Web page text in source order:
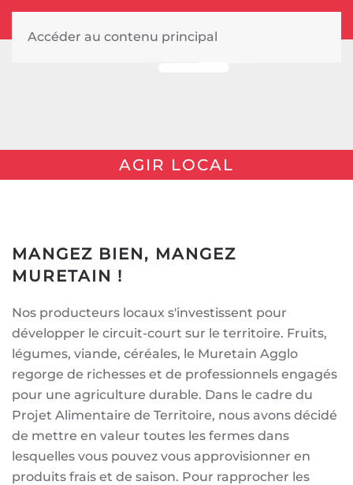
Accéder au contenu principal
AGIR LOCAL
MANGEZ BIEN, MANGEZ
MURETAIN !
Nos producteurs locaux s'investissent pour
développer le circuit-court sur le territoire. Fruits,
légumes, viande, céréales, le Muretain Agglo
regorge de richesses et de professionnels engagés
pour une agriculture durable. Dans le cadre du
Projet Alimentaire de Territoire, nous avons décidé
de mettre en valeur toutes les fermes dans
lesquelles vous pouvez vous approvisionner en
produits frais et de saison. Pour rapprocher les